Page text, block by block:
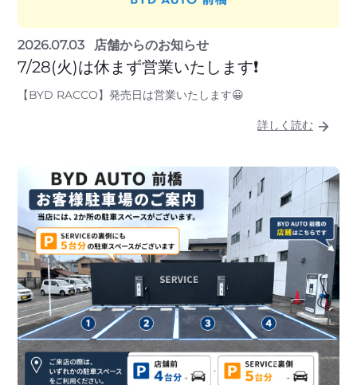
2026.07.03 店舗からのお知らせ
7/28(火)は休まず営業いたします❗
【BYD RACCO】発売日は営業いたします😀
詳しく読む